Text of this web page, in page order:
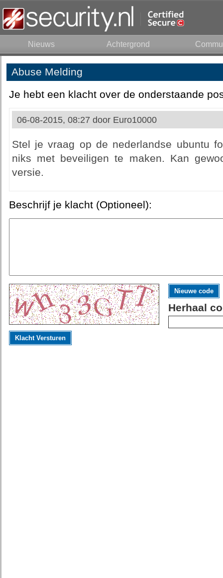
Nieuws Achtergrond
Abuse Melding
Je hebt een klacht over de onderstaande
06-08-2015, 08:27 door Euro10000
Stel je vraag op de nederlandse ubuntu
niks met beveiligen te maken. Kan
versie.
Beschrijf je klacht (Optioneel):
Nieuwe code
Herhaal
Klacht Versturen